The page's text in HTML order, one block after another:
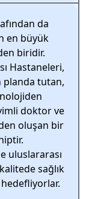
da
en büyük
biridir.
Hastaneleri,
planda tutan,
doktor ve
oluşan bir
uluslararası
sağlık